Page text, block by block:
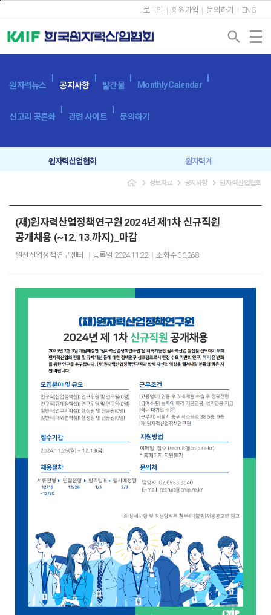
로그인 회원가입 문의하기 ENG
search
원자력뉴스 공지사항 발간물 Monthly Calendar
신고리 공론화 관련 사이트 문의하기
원자력산업협회 원자력계
navigate_next 정보자료 navigate_next 공지사항 navigate_next 원자력산업협회
(재)원자력산업정책연구원 2024년 제1차 신규직원
공개채용 (~12. 13.까지)_마감
원전산업정책연구센터 등록일 2024.11.22 조회수30,268